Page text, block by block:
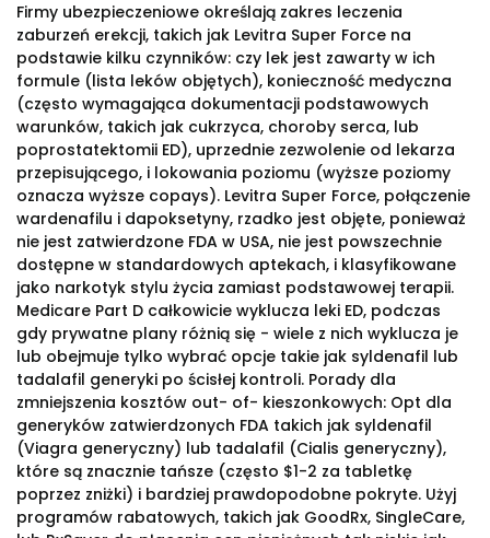
Firmy ubezpieczeniowe określają zakres leczenia
zaburzeń erekcji, takich jak Levitra Super Force na
podstawie kilku czynników: czy lek jest zawarty w ich
formule (lista leków objętych), konieczność medyczna
(często wymagająca dokumentacji podstawowych
warunków, takich jak cukrzyca, choroby serca, lub
poprostatektomii ED), uprzednie zezwolenie od lekarza
przepisującego, i lokowania poziomu (wyższe poziomy
oznacza wyższe copays). Levitra Super Force, połączenie
wardenafilu i dapoksetyny, rzadko jest objęte, ponieważ
nie jest zatwierdzone FDA w USA, nie jest powszechnie
dostępne w standardowych aptekach, i klasyfikowane
jako narkotyk stylu życia zamiast podstawowej terapii.
Medicare Part D całkowicie wyklucza leki ED, podczas
gdy prywatne plany różnią się - wiele z nich wyklucza je
lub obejmuje tylko wybrać opcje takie jak syldenafil lub
tadalafil generyki po ścisłej kontroli. Porady dla
zmniejszenia kosztów out- of- kieszonkowych: Opt dla
generyków zatwierdzonych FDA takich jak syldenafil
(Viagra generyczny) lub tadalafil (Cialis generyczny),
które są znacznie tańsze (często $1-2 za tabletkę
poprzez zniżki) i bardziej prawdopodobne pokryte. Użyj
programów rabatowych, takich jak GoodRx, SingleCare,